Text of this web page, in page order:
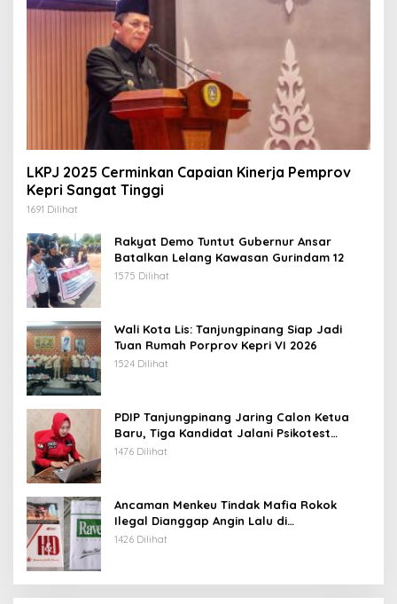
LKPJ 2025 Cerminkan Capaian Kinerja Pemprov
Kepri Sangat Tinggi
1691 Dilihat
Rakyat Demo Tuntut Gubernur Ansar
Batalkan Lelang Kawasan Gurindam 12
1575 Dilihat
Wali Kota Lis: Tanjungpinang Siap Jadi
Tuan Rumah Porprov Kepri VI 2026
1524 Dilihat
PDIP Tanjungpinang Jaring Calon Ketua
Baru, Tiga Kandidat Jalani Psikotest
Daring
1476 Dilihat
Ancaman Menkeu Tindak Mafia Rokok
Ilegal Dianggap Angin Lalu di
Tanjungpinang
1426 Dilihat